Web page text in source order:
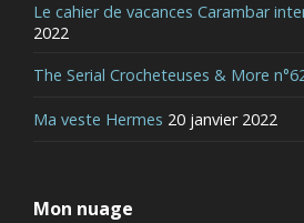
Le cahier de vacances Carambar
2022
The Serial Crocheteuses & More
Ma veste Hermes 20 janvier 2022
Mon nuage